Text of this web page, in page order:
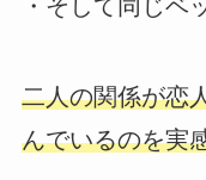
・そして同じベ
二人の関係が恋
んでいるのを実